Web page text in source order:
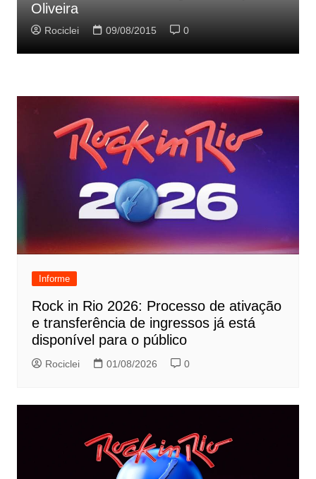
Oliveira
Rociclei 09/08/2015 0
Informe
Rock in Rio 2026: Processo de ativação
e transferência de ingressos já está
disponível para o público
Rociclei 01/08/2026 0